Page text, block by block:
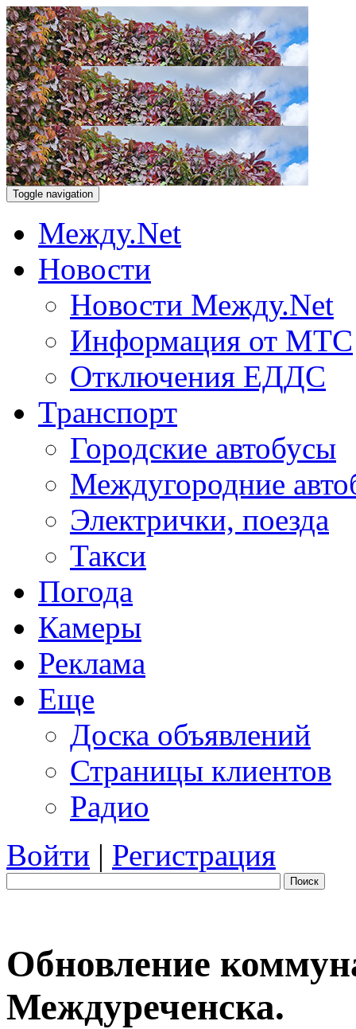
Toggle navigation
Между.Net
Новости
Новости Между.Net
Информация от МТС
Отключения ЕДДС
Транспорт
Городские автобусы
Междугородние
Электрички, поезда
Такси
Погода
Камеры
Реклама
Еще
Доска объявлений
Страницы клиентов
Радио
Войти | Регистрация
Поиск
Обновление
Междуреченска.